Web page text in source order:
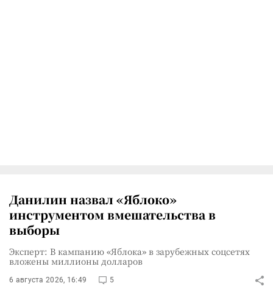
Данилин назвал «Яблоко»
инструментом вмешательства в
выборы
Эксперт: В кампанию «Яблока» в зарубежных соцсетях
вложены миллионы долларов
6 августа 2026, 16:49 5